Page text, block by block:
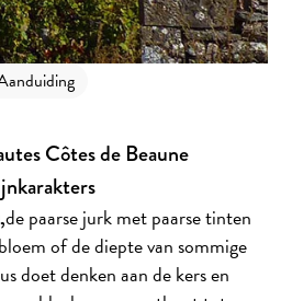
Côtes de Beaune
de paarse jurk met paarse tinten
of de diepte van sommige
doet denken aan de kers en